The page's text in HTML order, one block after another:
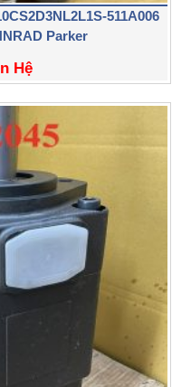
511A006
Parker
Hệ